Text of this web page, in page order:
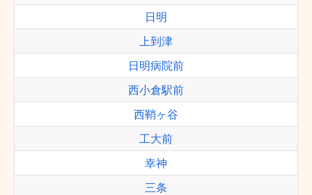
日明
上到津
日明病院前
西小倉駅前
西鞘ヶ谷
工大前
幸神
三条